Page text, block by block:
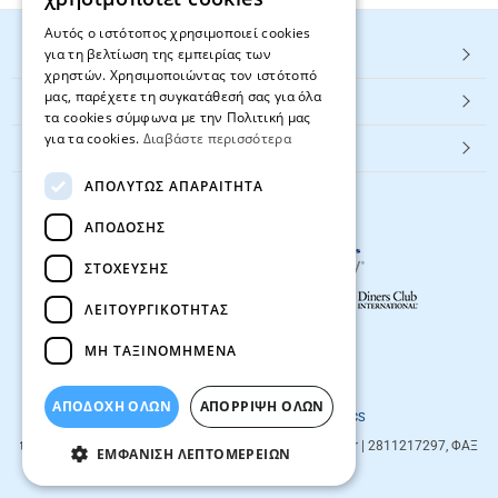
HOT ΚΑΤΗΓΟΡΙΕΣ
ΕΞΥΠΗΡΕΤΗΣΗ ΠΕΛΑΤΩΝ
Textbook.gr
© 2026 textbook.gr All rights reserved
Designed & developed by
NETMECHANICS
textbook.gr
| info@textbook.gr | 2811217297, ΦΑΞ
2810283273
Αυτός ο ιστότοπος χρησιμοποιεί cookies
για τη βελτίωση της εμπειρίας των
χρηστών. Χρησιμοποιώντας τον ιστότοπό
μας, παρέχετε τη συγκατάθεσή σας για όλα
τα cookies σύμφωνα με την Πολιτική μας
για τα cookies. Διαβάστε περισσότερα
ΑΠΟΛΎΤΩΣ ΑΠΑΡΑΊΤΗΤΑ
ΑΠΌΔΟΣΗΣ
ΣΤΌΧΕΥΣΗΣ
ΛΕΙΤΟΥΡΓΙΚΌΤΗΤΑΣ
ΜΗ ΤΑΞΙΝΟΜΗΜΈΝΑ
ΑΠΟΔΟΧΗ ΟΛΩΝ ΑΠΌΡΡΙΨΗ ΌΛΩΝ
ΕΜΦΆΝΙΣΗ ΛΕΠΤΟΜΕΡΕΙΏΝ